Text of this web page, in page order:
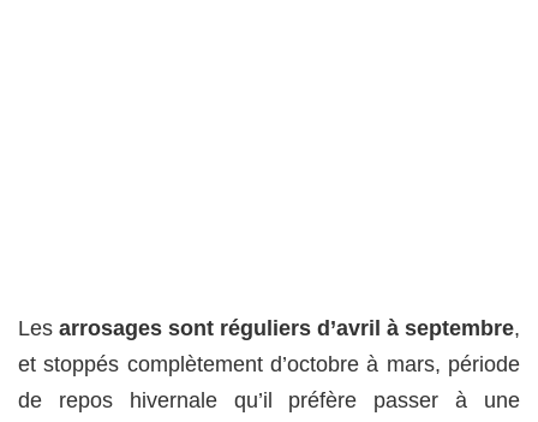
Les arrosages sont réguliers d’avril à septembre,
et stoppés complètement d’octobre à mars, période
de repos hivernale qu’il préfère passer à une